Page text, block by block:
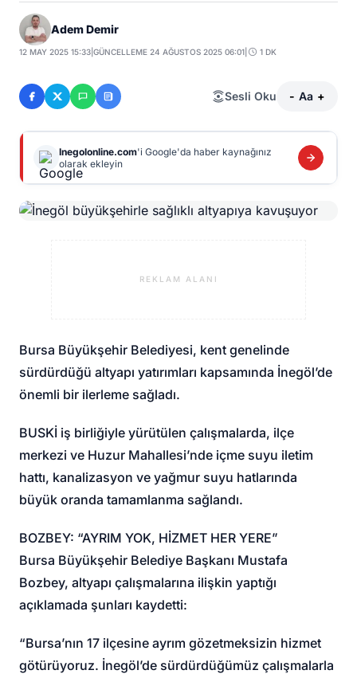
Adem Demir
12 MAY 2025 15:33 |GÜNCELLEME 24 AĞUSTOS 2025 06:01 1 DK
Sesli Oku - Aa +
Inegolonline.com'i Google'da haber kaynağınız
olarak ekleyin
REKLAM ALANI
Bursa Büyükşehir Belediyesi, kent genelinde
sürdürdüğü altyapı yatırımları kapsamında İnegöl’de
önemli bir ilerleme sağladı.
BUSKİ iş birliğiyle yürütülen çalışmalarda, ilçe
merkezi ve Huzur Mahallesi’nde içme suyu iletim
hattı, kanalizasyon ve yağmur suyu hatlarında
büyük oranda tamamlanma sağlandı.
BOZBEY: “AYRIM YOK, HİZMET HER YERE”
Bursa Büyükşehir Belediye Başkanı Mustafa
Bozbey, altyapı çalışmalarına ilişkin yaptığı
açıklamada şunları kaydetti:
“Bursa’nın 17 ilçesine ayrım gözetmeksizin hizmet
götürüyoruz. İnegöl’de sürdürdüğümüz çalışmalarla